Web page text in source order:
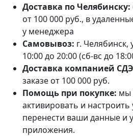
Доставка по Челябинску:
от 100 000 руб., в
у менеджера
Самовывоз: г. Челябинск,
10:00 до 20:00 (сб-вс до
Доставка компанией
заказе от 100 000 руб.
Помощь при покупке: мы
активировать и настроить
перенести ваши данные и
приложения.